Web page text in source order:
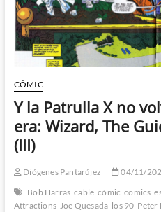
CÓMIC
Y la Patrulla X no
era: Wizard, The
(III)
Diógenes Pantarújez 04/11/
Bob Harras cable cómic comics
Attractions Joe Quesada los 90 Peter